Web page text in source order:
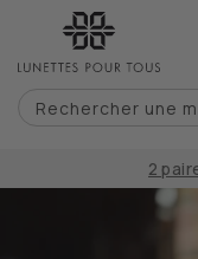
PASSER AU
CONTENU
Rechercher une